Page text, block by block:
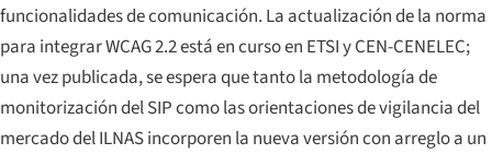
funcionalidades de comunicación. La actualización de la norma
para integrar WCAG 2.2 está en curso en ETSI y CEN-CENELEC;
una vez publicada, se espera que tanto la metodología de
monitorización del SIP como las orientaciones de vigilancia del
mercado del ILNAS incorporen la nueva versión con arreglo a un